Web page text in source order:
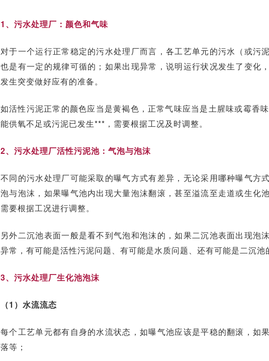
定位，以沿
湖4县
动全口径污
态环境，*
**提升水
北调东线供
水提供有力
1、 污水处理厂： 颜色和气味
对于一个运行正常稳定的污水处理厂而言，各工艺单元的污水（或污
也是有一定的规律可循的；如果出现异常，说明运行状况发生了变化
发生突变做好应有的准备。
如活性污泥正常的颜色应当是黄褐色，正常气味应当是土腥味或霉香
能供氧不足或污泥已发生***，需要根据工况及时调整。
2、污水处理厂活性污泥池： 气泡与泡沫
不同的污水处理厂可能采取的曝气方式有差异，无论采用哪种曝气方
泡与泡沫，如果曝气池内出现大量泡沫翻滚，甚至溢流至走道或生化
需要根据工况进行调整。
另外二沉池表面一般是看不到气泡和泡沫的，如果二沉池表面出现泡
异常，有可能是活性污泥问题、有可能是水质问题、还有可能是二沉
3、污水处理厂生化池泡沫
（1）水流流态
每个工艺单元都有自身的水流状态，如曝气池应该是平稳的翻滚，如
落等；